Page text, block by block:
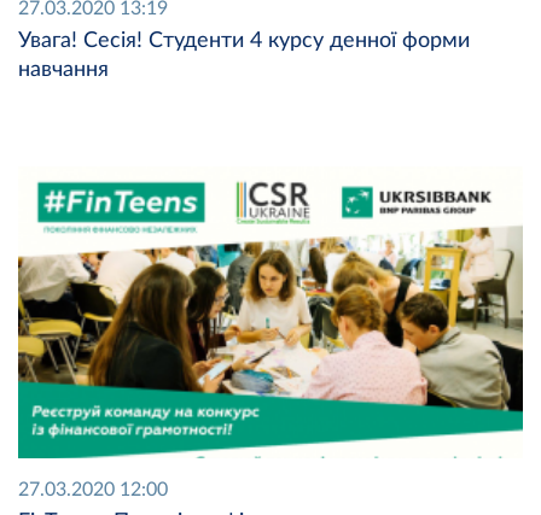
27.03.2020 13:19
Увага! Сесія! Студенти 4 курсу денної форми
навчання
27.03.2020 12:00